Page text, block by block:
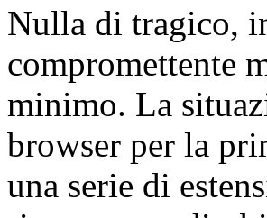
Nulla di tragico,
compromettente
minimo. La
browser per la
una serie di